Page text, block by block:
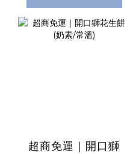
超商免運｜開口獅